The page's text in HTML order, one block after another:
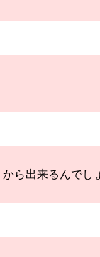
ら出来るんでし